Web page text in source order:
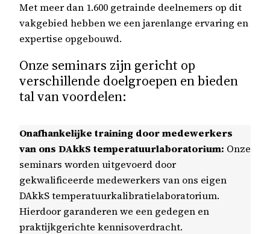
Met meer dan 1.600 getrainde deelnemers op dit
vakgebied hebben we een jarenlange ervaring en
expertise opgebouwd.
Onze seminars zijn gericht op
verschillende doelgroepen en bieden
tal van voordelen:
Onafhankelijke training door medewerkers
van ons DAkkS temperatuurlaboratorium: Onze
seminars worden uitgevoerd door
gekwalificeerde medewerkers van ons eigen
DAkkS temperatuurkalibratielaboratorium.
Hierdoor garanderen we een gedegen en
praktijkgerichte kennisoverdracht.